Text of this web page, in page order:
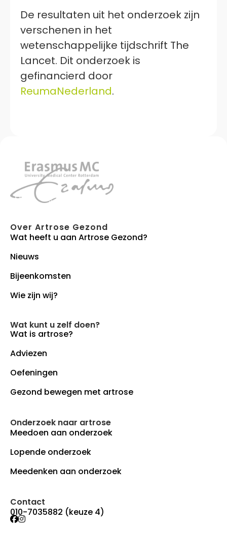
De resultaten uit het onderzoek zijn
verschenen in het
wetenschappelijke tijdschrift The
Lancet. Dit onderzoek is
gefinancierd door
ReumaNederland.
Over Artrose Gezond
Wat heeft u aan Artrose Gezond?
Nieuws
Bijeenkomsten
Wie zijn wij?
Wat kunt u zelf doen?
Wat is artrose?
Adviezen
Oefeningen
Gezond bewegen met artrose
Onderzoek naar artrose
Meedoen aan onderzoek
Lopende onderzoek
Meedenken aan onderzoek
Contact
010-7035882 (keuze 4)